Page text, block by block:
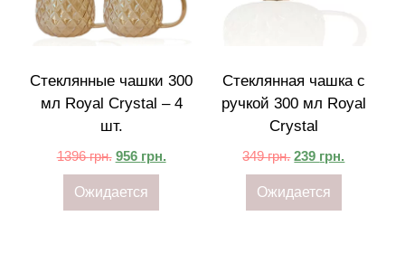
Стеклянные чашки 300
мл Royal Crystal – 4
шт.
1396грн. 956 грн.
Ожидается
Стеклянная чашка с
ручкой 300 мл Royal
Crystal
349грн. 239 грн.
Ожидается